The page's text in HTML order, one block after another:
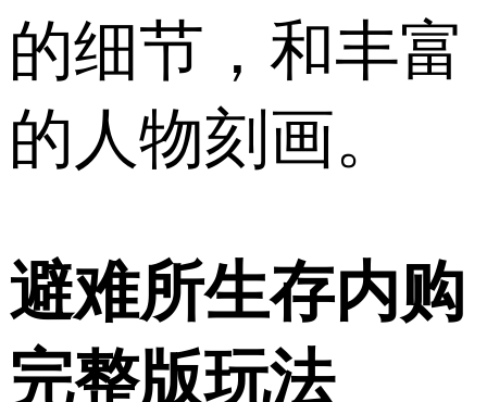
的细节，和丰富
的人物刻画。
避难所生存内购
完整版玩法